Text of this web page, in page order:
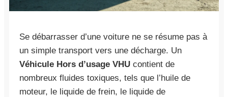
Se débarrasser d’une voiture ne se résume pas à
un simple transport vers une décharge. Un
Véhicule Hors d’usage VHU contient de
nombreux fluides toxiques, tels que l’huile de
moteur, le liquide de frein, le liquide de